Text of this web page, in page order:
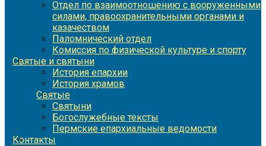
Отдел по взаимоотношению с вооруженными
силами, правоохранительными органами и
казачеством
Паломнический отдел
Комиссия по физической культуре и спорту
Святые и святыни
История епархии
История храмов
Святые
Святыни
Богослужебные тексты
Пермские епархиальные ведомости
Контакты